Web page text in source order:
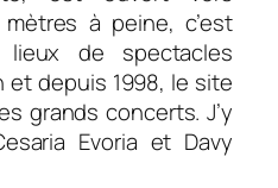
à peine, c’est
de spectacles
et depuis 1998, le site
grands concerts. J’y
Evoria et Davy